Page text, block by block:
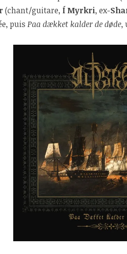
(chant/guitare, Í Myrkri, ex-
puis Paa dækket kalder de døde,